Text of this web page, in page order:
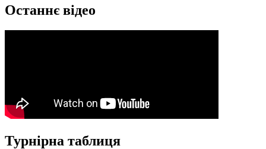
Останнє відео
Турнірна таблиця